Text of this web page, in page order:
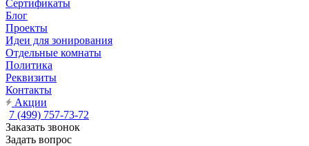
Сертификаты
Блог
Проекты
Идеи для зонирования
Отдельные комнаты
Политика
Реквизиты
Контакты
Акции
7 (499) 757-73-72
Заказать звонок
Задать вопрос